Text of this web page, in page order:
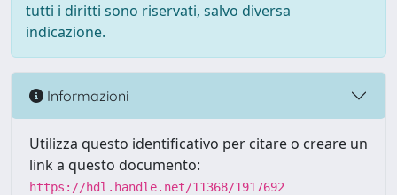
tutti i diritti sono riservati, salvo diversa
indicazione.
Informazioni
Utilizza questo identificativo per citare o creare un
link a questo documento:
https://hdl.handle.net/11368/1917692